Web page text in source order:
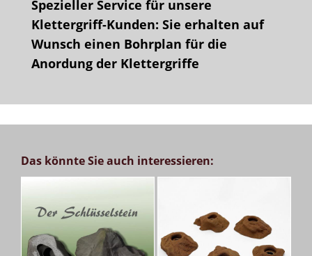
Spezieller Service für unsere
Klettergriff-Kunden: Sie erhalten auf
Wunsch einen Bohrplan für die
Anordung der Klettergriffe
Das könnte Sie auch interessieren: